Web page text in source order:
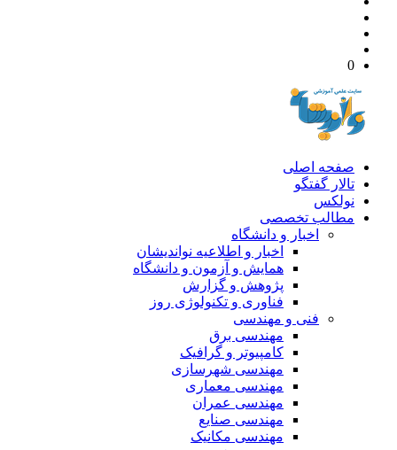
صفحه اصلی
تالار گفتگو
نولکس
مطالب تخصصی
اخبار و دانشگاه
اخبار و اطلاعیه نواندیشان
همایش و آزمون و دانشگاه
پژوهش و گزارش
فناوری و تکنولوژی روز
فنی و مهندسی
مهندسی برق
کامپیوتر و گرافیک
مهندسی شهرسازی
مهندسی معماری
مهندسی عمران
مهندسی صنایع
مهندسی مکانیک